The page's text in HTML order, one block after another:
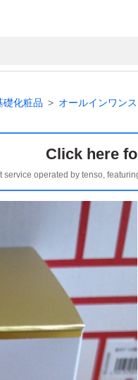
礎化粧品 オールインワン
Click here
operated by tenso,